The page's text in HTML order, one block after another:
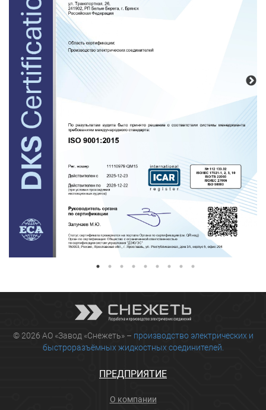
© 2026 АО «Завод «Снежеть» – производство электрических и
быстроразъёмных жидкостных соединителей.
ПРЕДПРИЯТИЕ
О компании